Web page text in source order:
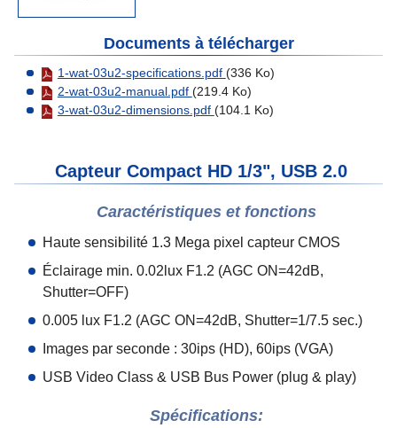
Documents à télécharger
1-wat-03u2-specifications.pdf (336 Ko)
2-wat-03u2-manual.pdf (219.4 Ko)
3-wat-03u2-dimensions.pdf (104.1 Ko)
Capteur Compact HD 1/3", USB 2.0
Caractéristiques et fonctions
Haute sensibilité 1.3 Mega pixel capteur CMOS
Éclairage min. 0.02lux F1.2 (AGC ON=42dB,
Shutter=OFF)
0.005 lux F1.2 (AGC ON=42dB, Shutter=1/7.5 sec.)
Images par seconde : 30ips (HD), 60ips (VGA)
USB Video Class & USB Bus Power (plug & play)
Spécifications: